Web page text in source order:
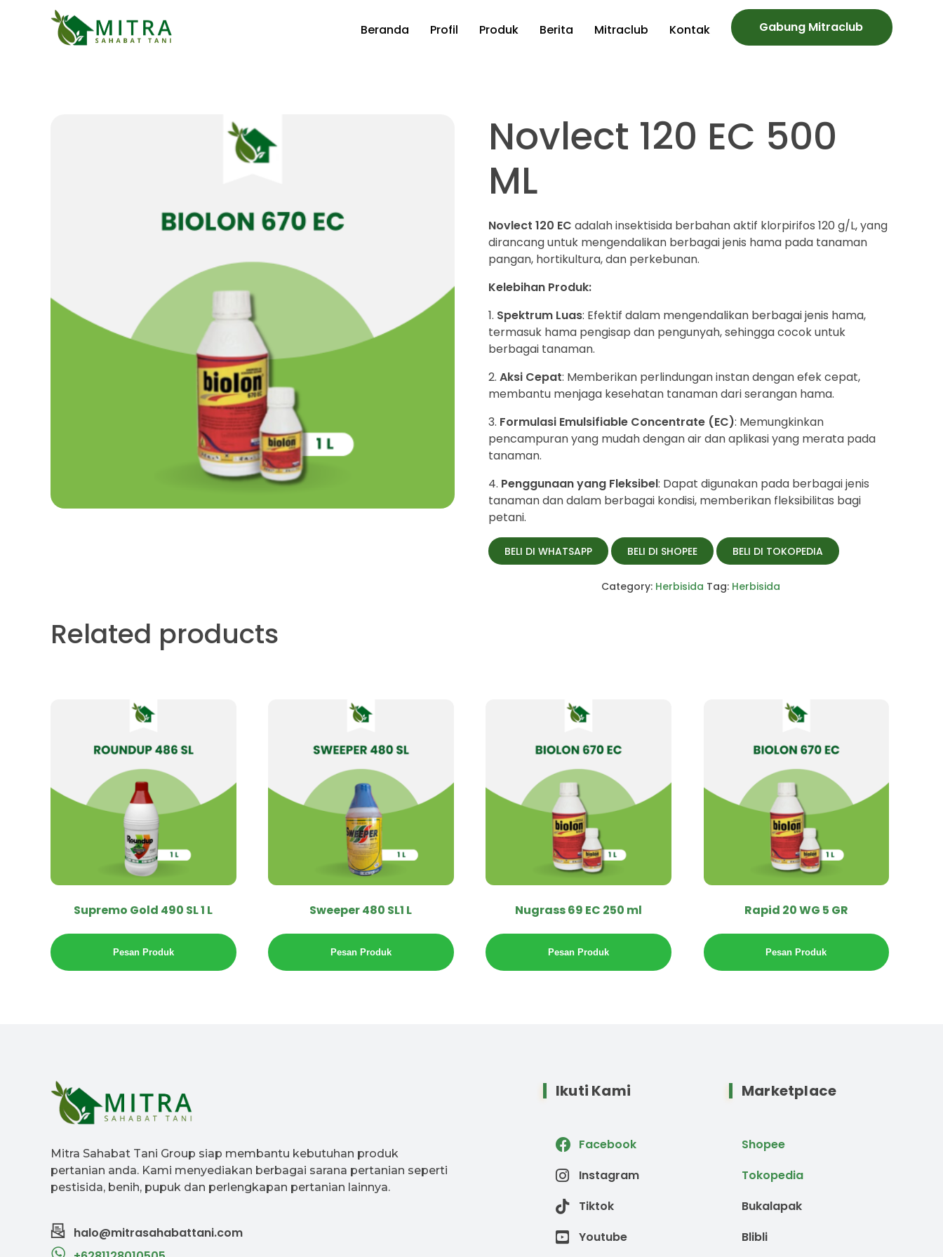
Beranda Profil Produk Berita Mitraclub Kontak Gabung Mitraclub
Novlect 120 EC 500
ML
Novlect 120 EC adalah insektisida berbahan aktif klorpirifos 120 g/L, yang
dirancang untuk mengendalikan berbagai jenis hama pada tanaman
pangan, hortikultura, dan perkebunan.
Kelebihan Produk:
Spektrum Luas: Efektif dalam mengendalikan berbagai jenis hama,
termasuk hama pengisap dan pengunyah, sehingga cocok untuk
berbagai tanaman.
Aksi Cepat: Memberikan perlindungan instan dengan efek cepat,
membantu menjaga kesehatan tanaman dari serangan hama.
Formulasi Emulsifiable Concentrate (EC): Memungkinkan
pencampuran yang mudah dengan air dan aplikasi yang merata pada
tanaman.
Penggunaan yang Fleksibel: Dapat digunakan pada berbagai jenis
tanaman dan dalam berbagai kondisi, memberikan fleksibilitas bagi
petani.
BELI DI WHATSAPP BELI DI SHOPEE BELI DI TOKOPEDIA
Category: Herbisida Tag: Herbisida
Related products
Supremo Gold 490 SL 1 L
Pesan Produk
Sweeper 480 SL1 L
Pesan Produk
Nugrass 69 EC 250 ml
Pesan Produk
Rapid 20 WG 5 GR
Pesan Produk
Mitra Sahabat Tani Group siap membantu kebutuhan produk
pertanian anda. Kami menyediakan berbagai sarana pertanian seperti
pestisida, benih, pupuk dan perlengkapan pertanian lainnya.
halo@mitrasahabattani.com
Ikuti Kami
Facebook
Instagram
Tiktok
Youtube
Marketplace
Shopee
Tokopedia
Bukalapak
Blibli